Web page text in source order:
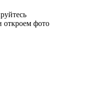
откроем фото